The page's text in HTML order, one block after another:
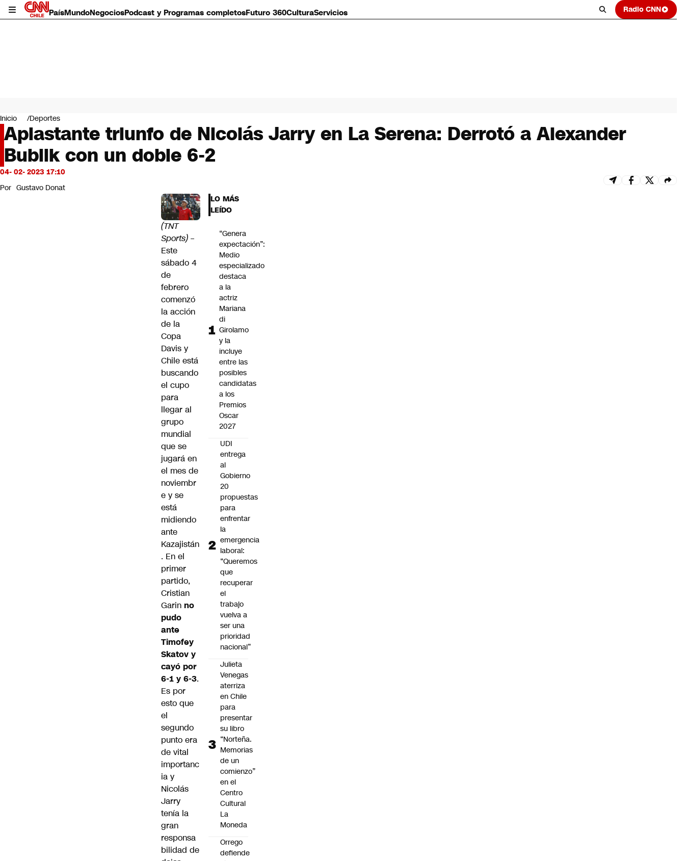
PaísMundoNegociosPodcast y Programas completosFuturo 360CulturaServicios Radio CNN
Mundo
Negocios
Deportes
Programas completos
Cultura
Servicios
Bits
CNN Data
Inicio Deportes
Aplastante triunfo de Nicolás Jarry en La Serena: Derrotó a Alexander
Bublik con un doble 6-2
04- 02- 2023 17:10
Por Gustavo Donat
(TNT
Sports) –
Este
sábado 4
de
febrero
comenzó
la acción
de la
Copa
Davis y
Chile está
buscando
el cupo
para
llegar al
grupo
mundial
que se
jugará en
el mes de
noviembr
e y se
está
midiendo
ante
Kazajistán
. En el
primer
partido,
Cristian
Garin no
pudo
ante
Timofey
Skatov y
cayó por
6-1 y 6-3.
Es por
esto que
el
segundo
punto era
de vital
importanc
ia y
Nicolás
Jarry
tenía la
gran
responsa
bilidad de
LO MÁS
LEÍDO
“Genera
expectación”:
Medio
especializado
destaca
a la
actriz
Mariana
di
Girolamo
y la
incluye
entre las
posibles
candidatas
a los
Premios
Oscar
2027
UDI
entrega
al
Gobierno
20
propuestas
para
enfrentar
la
emergencia
laboral:
“Queremos
que
recuperar
el
trabajo
vuelva a
ser una
prioridad
nacional”
Julieta
Venegas
aterriza
en Chile
para
presentar
su libro
“Norteña.
Memorias
de un
comienzo”
en el
Centro
Cultural
La
Moneda
Orrego
defiende